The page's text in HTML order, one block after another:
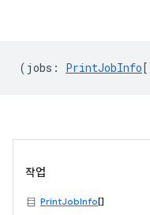
( jobs : PrintJobInfo
작업
PrintJobInfo[]